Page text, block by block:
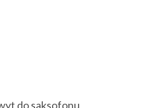
do saksofonu